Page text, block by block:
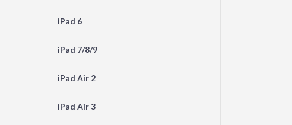
iPad 6
iPad 7/8/9
iPad Air 2
iPad Air 3